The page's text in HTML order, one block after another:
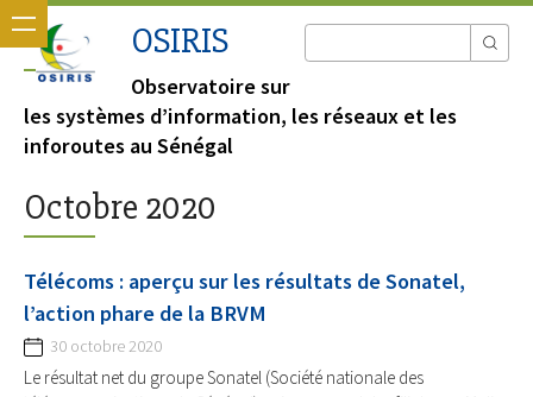
OSIRIS
Observatoire sur
les systèmes d’information, les réseaux et les
inforoutes au Sénégal
Octobre 2020
Télécoms : aperçu sur les résultats de Sonatel,
l’action phare de la BRVM
30 octobre 2020
Le résultat net du groupe Sonatel (Société nationale des